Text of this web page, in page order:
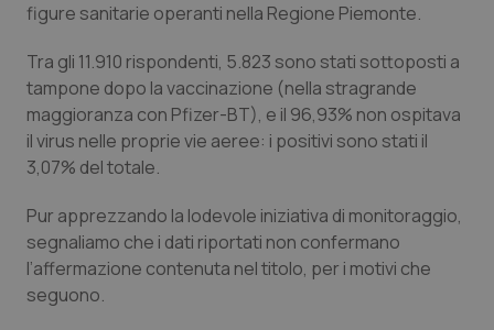
Emilia-Romagna
Friuli Venezia Giulia
Lazio
Lombardia
Colesterolo & coronaropatie
Dermatite Atopica
Diabete & glucometri
Dolore
figure sanitarie operanti nella Regione Piemonte.
Tra gli 11.910 rispondenti, 5.823 sono stati sottoposti a
tampone dopo la vaccinazione (nella stragrande
maggioranza con Pfizer-BT), e il 96,93% non ospitava
il virus nelle proprie vie aeree: i positivi sono stati il
3,07% del totale.
Pur apprezzando la lodevole iniziativa di monitoraggio,
segnaliamo che i dati riportati non confermano
l’affermazione contenuta nel titolo, per i motivi che
seguono.